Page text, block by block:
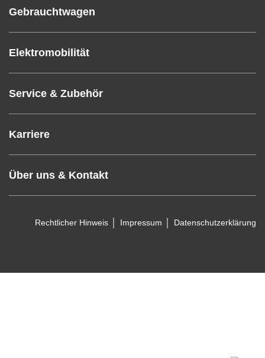
Gebrauchtwagen
Elektromobilität
Service & Zubehör
Karriere
Über uns & Kontakt
Rechtlicher Hinweis Impressum Datenschutzerklärung